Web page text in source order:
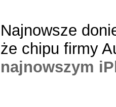
Najnowsze
że chipu firmy
najnowszym